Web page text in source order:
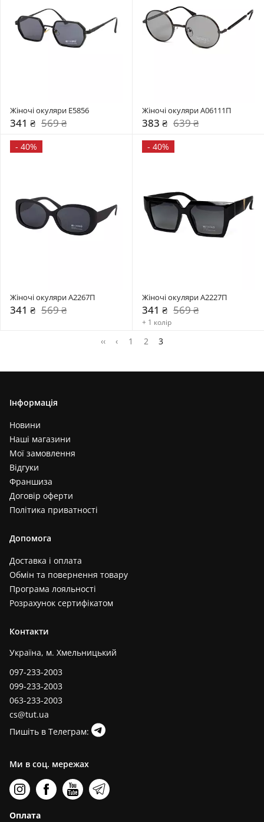
Жіночі окуляри Е5856
341 ₴ 569 ₴
Жіночі окуляри А06111П
383 ₴ 639 ₴
- 40%
Жіночі окуляри А2267П
341 ₴ 569 ₴
- 40%
Жіночі окуляри А2227П
341 ₴ 569 ₴
+ 1 колір
‹‹ ‹ 1 2 3
Інформація
Новини
Наші магазини
Мої замовлення
Відгуки
Франшиза
Договір оферти
Політика приватності
Допомога
Доставка і оплата
Обмін та повернення товару
Програма лояльності
Розрахунок сертифікатом
Контакти
Україна, м. Хмельницький
097-233-2003
099-233-2003
063-233-2003
cs@tut.ua
Пишіть в Телеграм:
Ми в соц. мережах
Оплата